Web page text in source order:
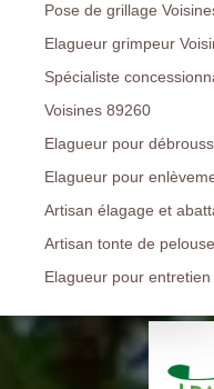
Pose de grillage
Elagueur grimpeur
Spécialiste
Voisines 89260
Elagueur pour
Elagueur pour
Artisan élagage et
Artisan tonte de
Elagueur pour